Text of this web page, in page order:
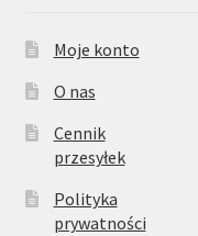
Moje konto
O nas
Cennik
przesyłek
Polityka
prywatności